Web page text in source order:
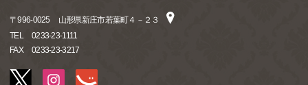
〒996-0025
山形県新庄市若葉町４－２３
TEL
0233-23-1111
FAX
0233-23-3217